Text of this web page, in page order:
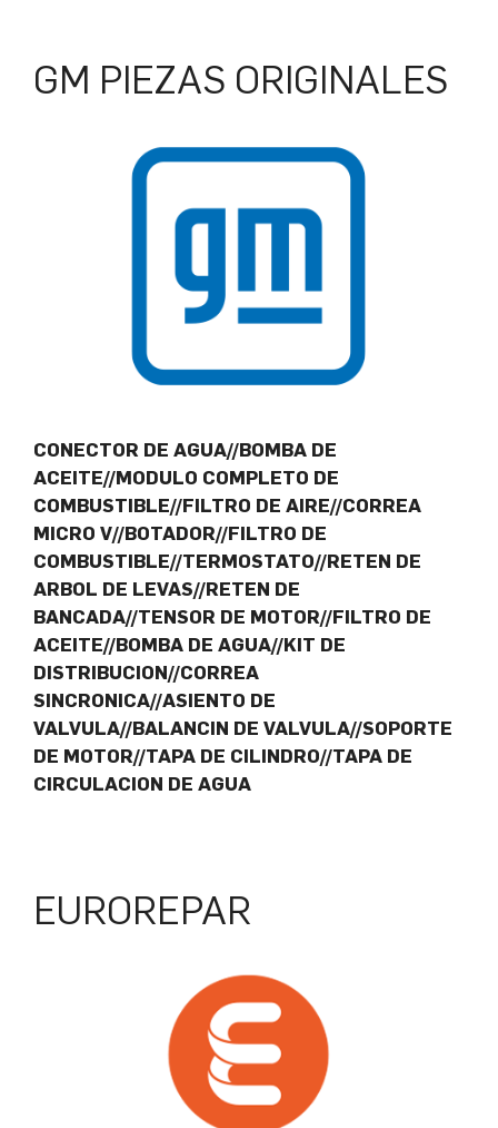
GM PIEZAS ORIGINALES
CONECTOR DE AGUA//BOMBA DE
ACEITE//MODULO COMPLETO DE
COMBUSTIBLE//FILTRO DE AIRE//CORREA
MICRO V//BOTADOR//FILTRO DE
COMBUSTIBLE//TERMOSTATO//RETEN DE
ARBOL DE LEVAS//RETEN DE
BANCADA//TENSOR DE MOTOR//FILTRO DE
ACEITE//BOMBA DE AGUA//KIT DE
DISTRIBUCION//CORREA
SINCRONICA//ASIENTO DE
VALVULA//BALANCIN DE VALVULA//SOPORTE
DE MOTOR//TAPA DE CILINDRO//TAPA DE
CIRCULACION DE AGUA
EUROREPAR